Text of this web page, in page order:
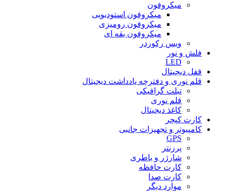
میکروفون
میکروفون استودیویی
میکروفون رومیزی
میکروفون یقه ای
ویس رکوردر
فلش و نور
LED
قفل دیجیتال
قلم نوری و دفترچه یادداشت دیجیتال
تبلت گرافیکی
قلم نوری
کاغذ دیجیتال
کارت کپچر
کامپیوتر و تجهیزات جانبی
GPS
پرزنتر
شارژر و باطری
کارت حافظه
کارت صدا
موارد دیگر